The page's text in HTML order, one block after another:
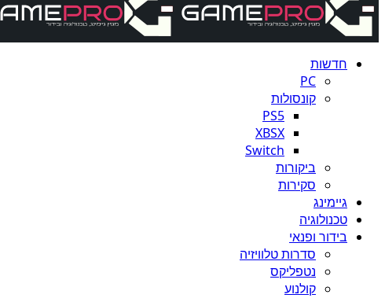
חדשות
PC
קונסולות
PS5
XBSX
Switch
ביקורות
סקירות
גיימינג
טכנולוגיה
בידור ופנאי
סדרות טלוויזיה
נטפליקס
קולנוע